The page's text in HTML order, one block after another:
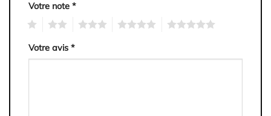
Votre note *
Votre avis *